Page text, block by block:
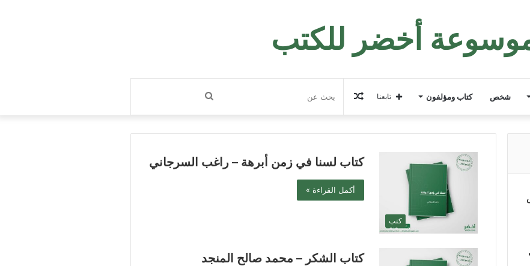
أخضر للكتب
شخص كتاب ومؤلفون بحث
عن
مقال
عشوائي
تابعنا
كتب
كتاب لسنا في زمن أبرهة – راغب السرجاني
أكمل القراءة »
كتاب الشكر – محمد صالح المنجد